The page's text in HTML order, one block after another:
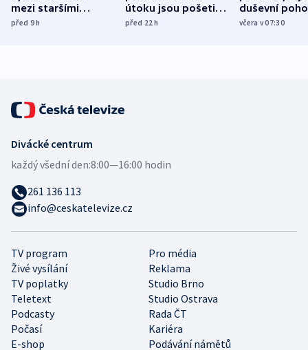
mezi staršími
Poláky nebezpečné
před 9h
útoku jsou pošetilé,
míní estonský
před 22h
duševní
ukázala
včera v 07:30
TV program
Pro média
Živé vysílání
Reklama
TV poplatky
Studio Brno
Teletext
Studio Ostrava
Podcasty
Rada ČT
Počasí
Kariéra
E-shop
Podávání námětů
Divácké centrum
každý všední den:8:00—16:00 hodin
261 136 113
info@ceskatelevize.cz